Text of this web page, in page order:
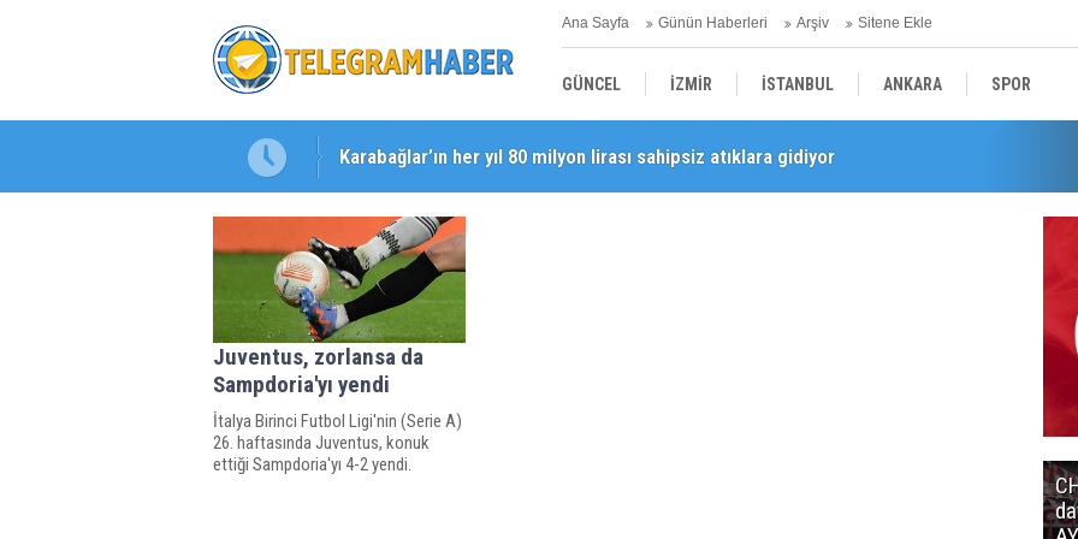
Ana Sayfa Günün Haberleri Arşiv Sitene Ekle
GÜNCEL İZMİR İSTANBUL ANKARA SPOR
YEREL SAĞLIK EKONOMİ
Başkan Eşki’den Çamdibi’nde esnaf turu
Juventus, zorlansa da
Sampdoria'yı yendi
İtalya Birinci Futbol Ligi'nin (Serie A)
26. haftasında Juventus, konuk
ettiği Sampdoria'yı 4-2 yendi.